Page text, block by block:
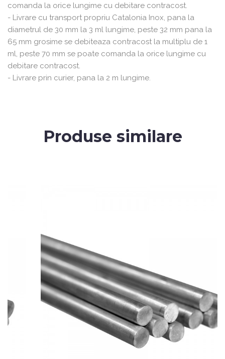
comanda la orice lungime cu debitare contracost.
- Livrare cu transport propriu Catalonia Inox, pana la
diametrul de 30 mm la 3 ml lungime, peste 32 mm pana la
65 mm grosime se debiteaza contracost la multiplu de 1
ml, peste 70 mm se poate comanda la orice lungime cu
debitare contracost.
- Livrare prin curier, pana la 2 m lungime.
Produse similare